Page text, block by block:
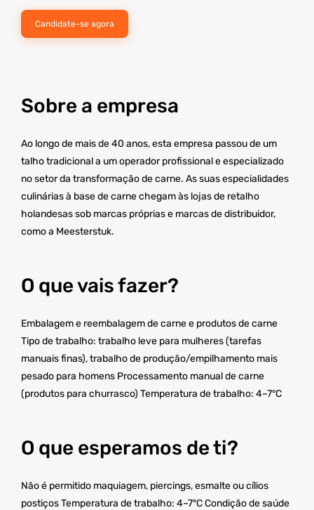
Candidate-se agora
Sobre a empresa
Ao longo de mais de 40 anos, esta empresa passou de um
talho tradicional a um operador profissional e especializado
no setor da transformação de carne. As suas especialidades
culinárias à base de carne chegam às lojas de retalho
holandesas sob marcas próprias e marcas de distribuidor,
como a Meesterstuk.
O que vais fazer?
Embalagem e reembalagem de carne e produtos de carne
Tipo de trabalho: trabalho leve para mulheres (tarefas
manuais finas), trabalho de produção/empilhamento mais
pesado para homens Processamento manual de carne
(produtos para churrasco) Temperatura de trabalho: 4–7°C
O que esperamos de ti?
Não é permitido maquiagem, piercings, esmalte ou cílios
postiços Temperatura de trabalho: 4–7°C Condição de saúde